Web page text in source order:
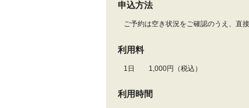
申込方法
ご予約は空き状況をご確認のうえ、直
利用料
1日 1,000円（税込）
利用時間